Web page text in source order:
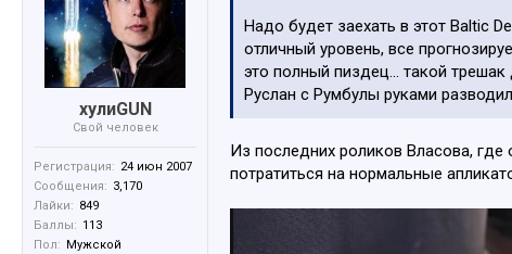
хулиGUN
Свой человек
Регистрация: 24 июн 2007
Сообщения: 3,170
Лайки: 849
Баллы: 113
Пол:
Мужской
Надо будет заехать в этот Baltic
отличный уровень, все
это полный пиздец... такой
Руслан с Румбулы руками
Из последних роликов Власова, где
потратиться на нормальные